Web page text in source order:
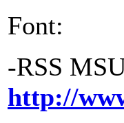
Font:
-RSS
http://